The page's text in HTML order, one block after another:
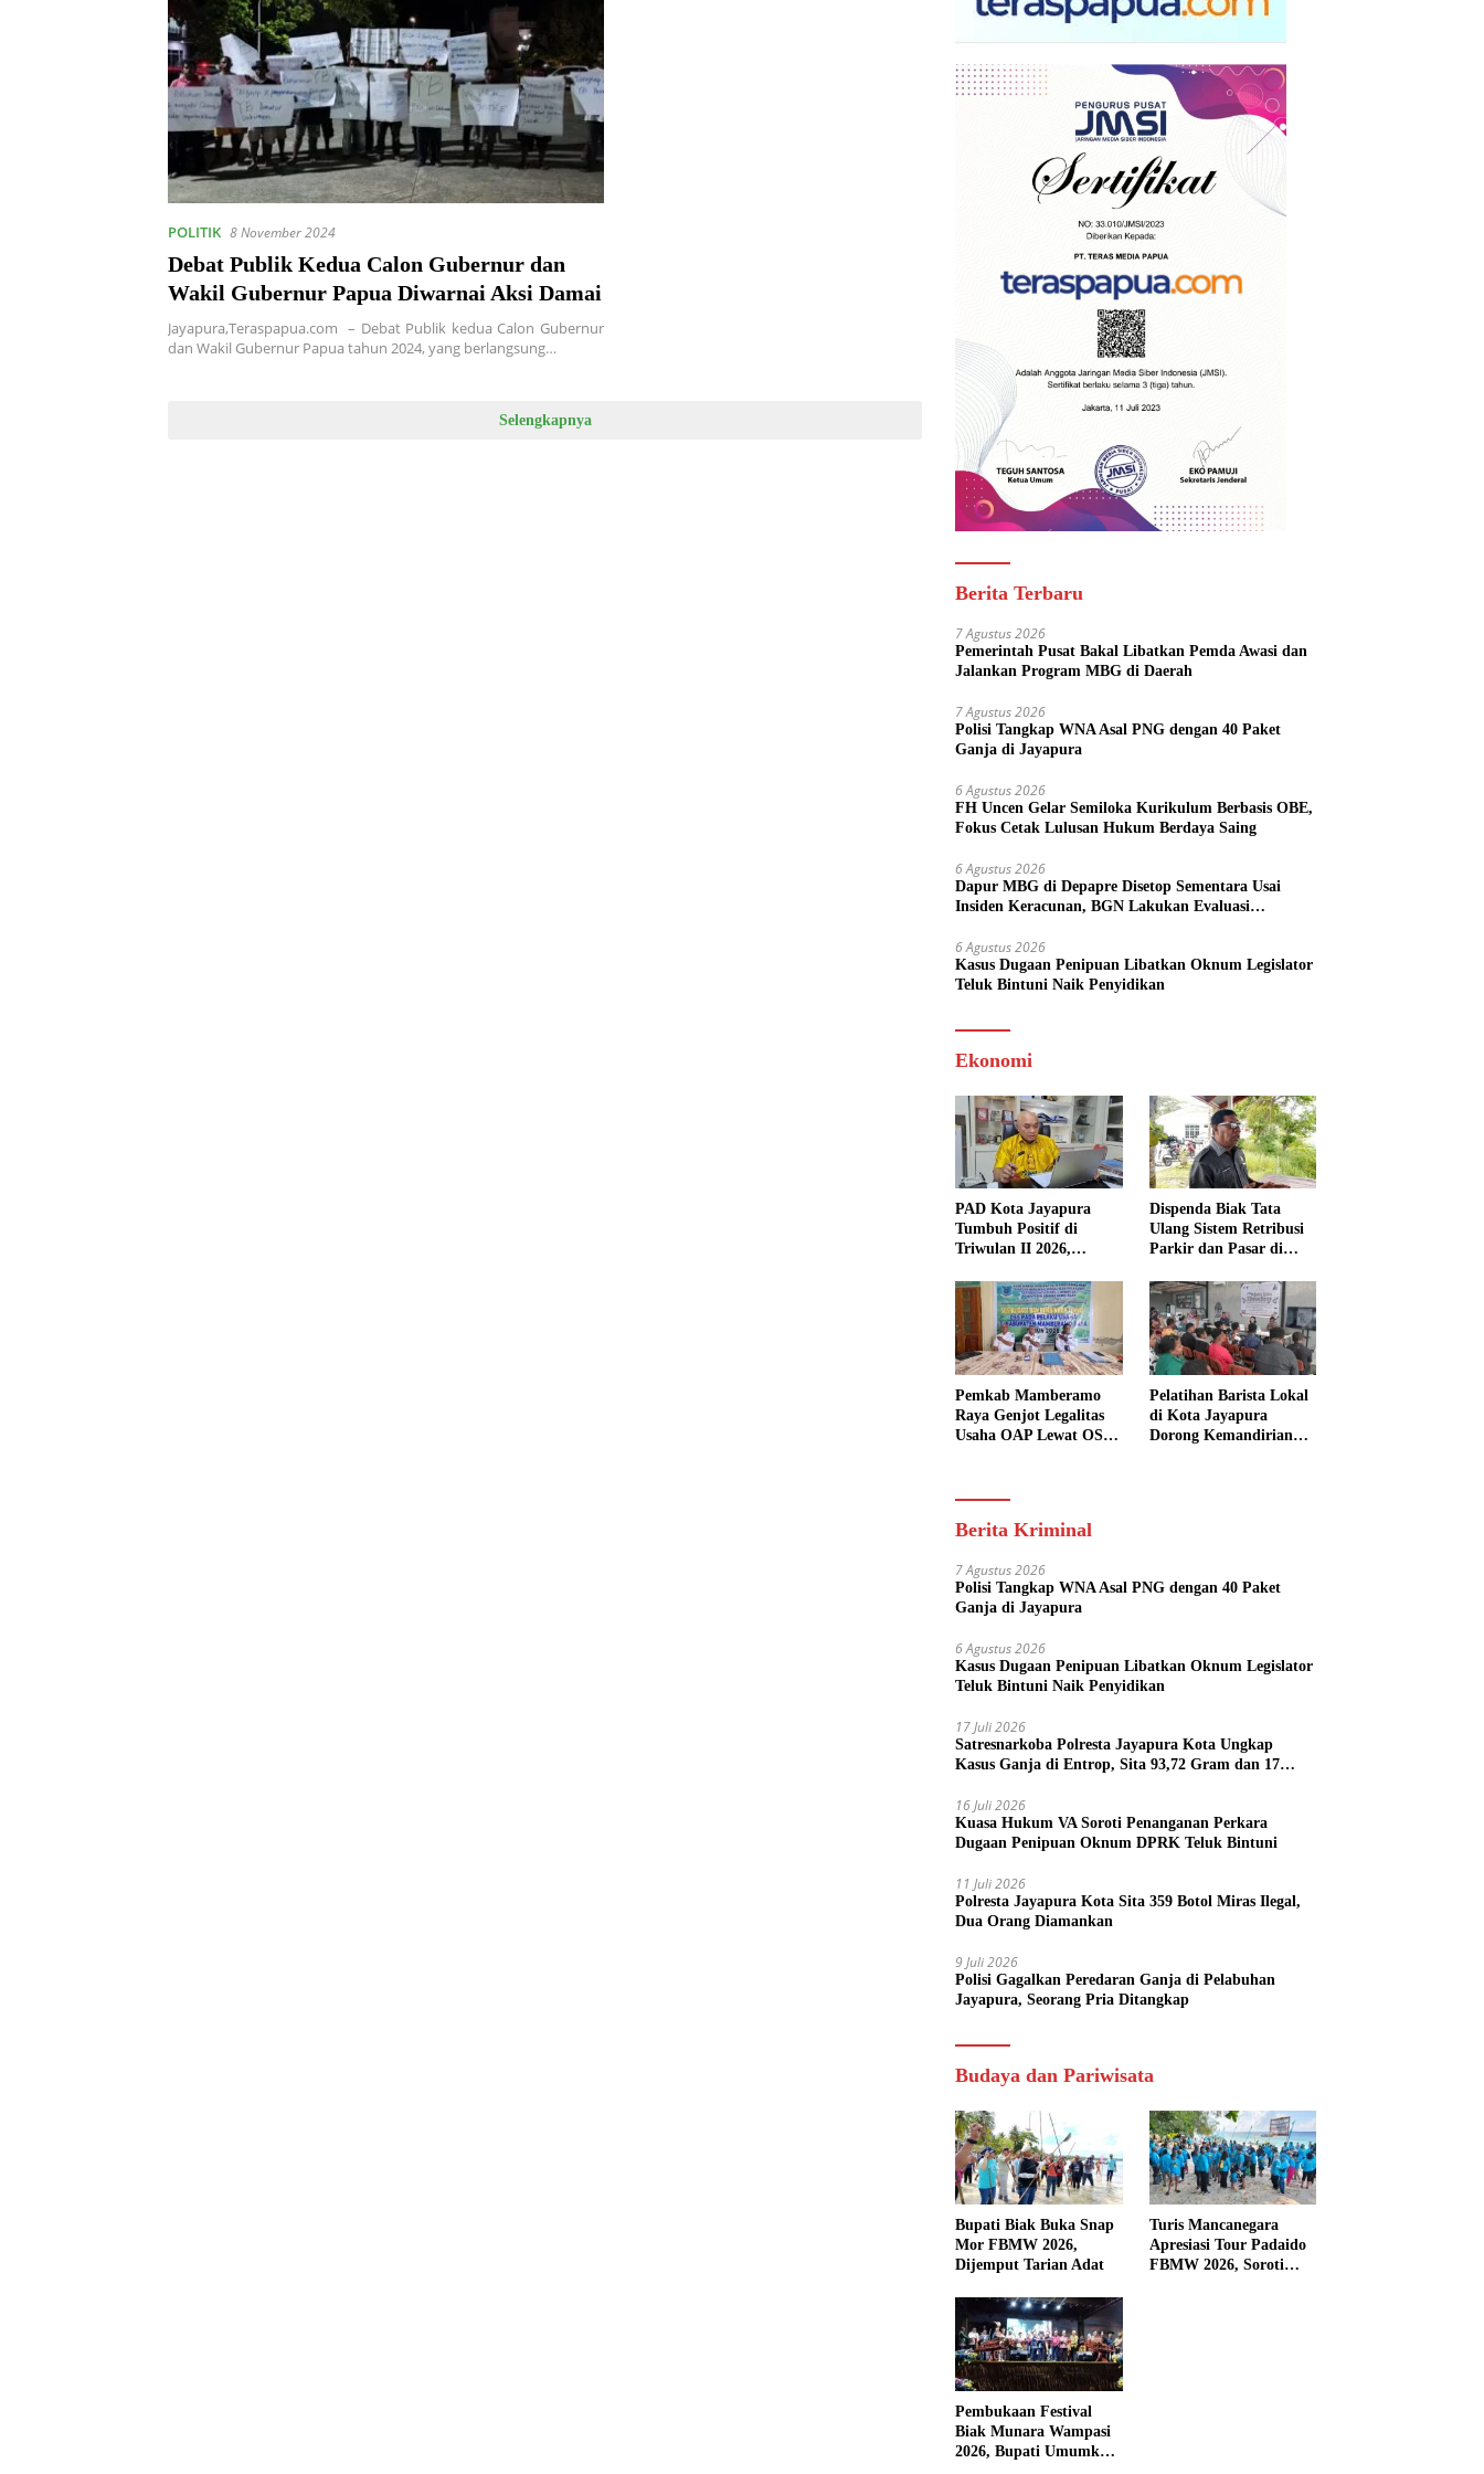
POLITIK 8 November 2024
Debat Publik Kedua Calon Gubernur dan
Wakil Gubernur Papua Diwarnai Aksi Damai
Jayapura,Teraspapua.com – Debat Publik kedua Calon Gubernur
dan Wakil Gubernur Papua tahun 2024, yang berlangsung…
Selengkapnya
Berita Terbaru
7 Agustus 2026
Pemerintah Pusat Bakal Libatkan Pemda Awasi dan
Jalankan Program MBG di Daerah
7 Agustus 2026
Polisi Tangkap WNA Asal PNG dengan 40 Paket
Ganja di Jayapura
6 Agustus 2026
FH Uncen Gelar Semiloka Kurikulum Berbasis OBE,
Fokus Cetak Lulusan Hukum Berdaya Saing
6 Agustus 2026
Dapur MBG di Depapre Disetop Sementara Usai
Insiden Keracunan, BGN Lakukan Evaluasi
6 Agustus 2026
Kasus Dugaan Penipuan Libatkan Oknum Legislator
Teluk Bintuni Naik Penyidikan
Ekonomi
PAD Kota Jayapura
Tumbuh Positif di
Triwulan II 2026,
Target
Dispenda Biak Tata
Ulang Sistem Retribusi
Parkir dan Pasar di
Pemkab Mamberamo
Raya Genjot Legalitas
Usaha OAP Lewat OSS,
Pelatihan Barista Lokal
di Kota Jayapura
Dorong Kemandirian
Berita Kriminal
7 Agustus 2026
Polisi Tangkap WNA Asal PNG dengan 40 Paket
Ganja di Jayapura
6 Agustus 2026
Kasus Dugaan Penipuan Libatkan Oknum Legislator
Teluk Bintuni Naik Penyidikan
17 Juli 2026
Satresnarkoba Polresta Jayapura Kota Ungkap
Kasus Ganja di Entrop, Sita 93,72 Gram dan 17
16 Juli 2026
Kuasa Hukum VA Soroti Penanganan Perkara
Dugaan Penipuan Oknum DPRK Teluk Bintuni
11 Juli 2026
Polresta Jayapura Kota Sita 359 Botol Miras Ilegal,
Dua Orang Diamankan
9 Juli 2026
Polisi Gagalkan Peredaran Ganja di Pelabuhan
Jayapura, Seorang Pria Ditangkap
Budaya dan Pariwisata
Bupati Biak Buka Snap
Mor FBMW 2026,
Dijemput Tarian Adat
Turis Mancanegara
Apresiasi Tour Padaido
FBMW 2026, Soroti
Pembukaan Festival
Biak Munara Wampasi
2026, Bupati Umumkan